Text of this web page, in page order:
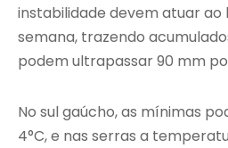
instabilidade devem atuar ao
semana, trazendo
podem ultrapassar 90 mm
No sul gaúcho, as mínimas
4°C, e nas serras a